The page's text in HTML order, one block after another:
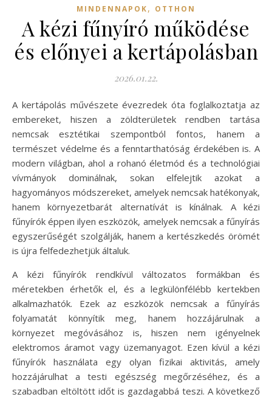
MINDENNAPOK, OTTHON
A kézi fűnyíró működése
és előnyei a kertápolásban
2026.01.22.
A kertápolás művészete évezredek óta foglalkoztatja az
embereket, hiszen a zöldterületek rendben tartása
nemcsak esztétikai szempontból fontos, hanem a
természet védelme és a fenntarthatóság érdekében is. A
modern világban, ahol a rohanó életmód és a technológiai
vívmányok dominálnak, sokan elfelejtik azokat a
hagyományos módszereket, amelyek nemcsak hatékonyak,
hanem környezetbarát alternatívát is kínálnak. A kézi
fűnyírók éppen ilyen eszközök, amelyek nemcsak a fűnyírás
egyszerűségét szolgálják, hanem a kertészkedés örömét
is újra felfedezhetjük általuk.
A kézi fűnyírók rendkívül változatos formákban és
méretekben érhetők el, és a legkülönfélébb kertekben
alkalmazhatók. Ezek az eszközök nemcsak a fűnyírás
folyamatát könnyítik meg, hanem hozzájárulnak a
környezet megóvásához is, hiszen nem igényelnek
elektromos áramot vagy üzemanyagot. Ezen kívül a kézi
fűnyírók használata egy olyan fizikai aktivitás, amely
hozzájárulhat a testi egészség megőrzéséhez, és a
szabadban eltöltött időt is gazdagabbá teszi. A következő